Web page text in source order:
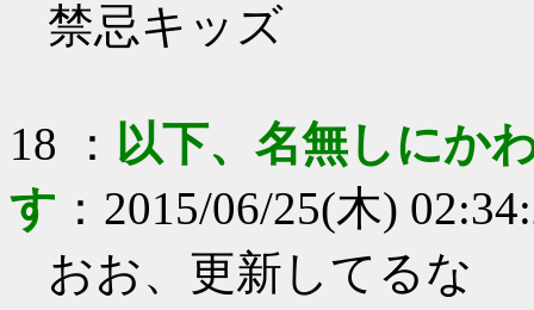
禁忌キッズ
18 ： 以下、名無しにか
す ： 2015/06/25(木)
おお、更新してるな